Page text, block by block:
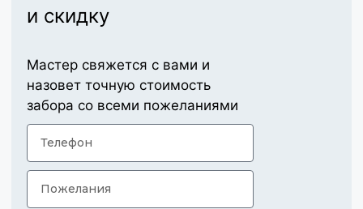
и скидку
Мастер свяжется с вами и
назовет точную стоимость
забора со всеми пожеланиями